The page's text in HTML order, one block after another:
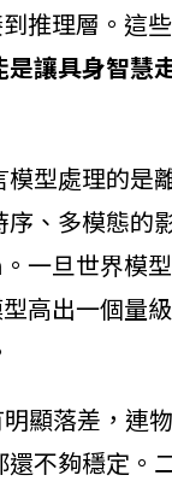
推理層。這
讓具身智慧
型處理的是
、多模態的
一旦世界模
高出一個量
顯落差，連
不夠穩定。